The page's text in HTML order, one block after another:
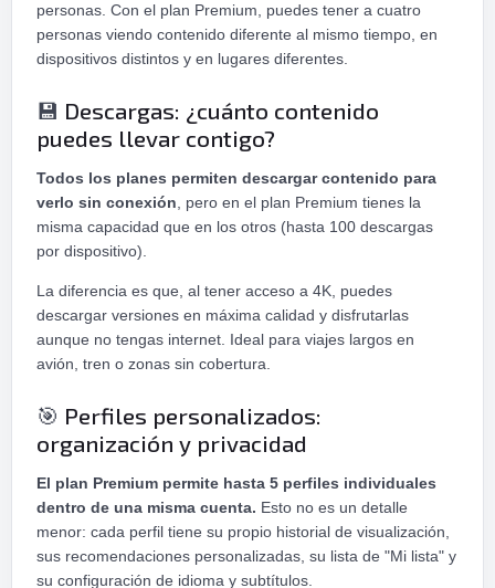
personas. Con el plan Premium, puedes tener a cuatro
personas viendo contenido diferente al mismo tiempo, en
dispositivos distintos y en lugares diferentes.
💾 Descargas: ¿cuánto contenido
puedes llevar contigo?
Todos los planes permiten descargar contenido para
verlo sin conexión, pero en el plan Premium tienes la
misma capacidad que en los otros (hasta 100 descargas
por dispositivo).
La diferencia es que, al tener acceso a 4K, puedes
descargar versiones en máxima calidad y disfrutarlas
aunque no tengas internet. Ideal para viajes largos en
avión, tren o zonas sin cobertura.
🎯 Perfiles personalizados:
organización y privacidad
El plan Premium permite hasta 5 perfiles individuales
dentro de una misma cuenta. Esto no es un detalle
menor: cada perfil tiene su propio historial de visualización,
sus recomendaciones personalizadas, su lista de "Mi lista" y
su configuración de idioma y subtítulos.